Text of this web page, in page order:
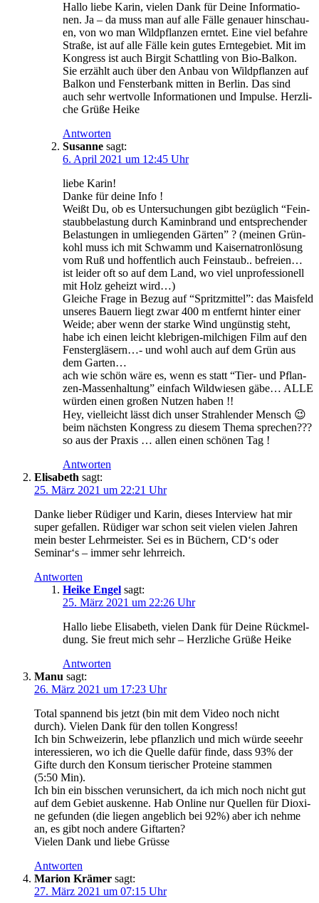
Hal­lo lie­be Karin, vie­len Dank für Dei­ne Infor­ma­tio­
nen. Ja – da muss man auf alle Fäl­le genau­er hin­schau­
en, von wo man Wild­pflan­zen ern­tet. Eine viel befah­re
Stra­ße, ist auf alle Fäl­le kein gutes Ern­te­ge­biet. Mit im
Kon­gress ist auch Bir­git Schatt­ling von Bio-Bal­kon.
Sie erzählt auch über den Anbau von Wild­pflan­zen auf
Bal­kon und Fens­ter­bank mit­ten in Ber­lin. Das sind
auch sehr wert­vol­le Infor­ma­tio­nen und Impul­se. Herz­li­
che Grü­ße Heike
Antworten
Susanne sagt:
6. April 2021 um 12:45 Uhr
lie­be Karin!
Dan­ke für dei­ne Info !
Weißt Du, ob es Unter­su­chun­gen gibt bezüg­lich “Fein­
staub­be­las­tung durch Kamin­brand und ent­spre­chen­der
Belas­tun­gen in umlie­gen­den Gär­ten” ? (mei­nen Grün­
kohl muss ich mit Schwamm und Kai­ser­na­tron­lö­sung
vom Ruß und hof­fent­lich auch Fein­staub.. befrei­en…
ist lei­der oft so auf dem Land, wo viel unpro­fes­sio­nell
mit Holz geheizt wird…)
Glei­che Fra­ge in Bezug auf “Spritz­mit­tel”: das Mais­feld
unse­res Bau­ern liegt zwar 400 m ent­fernt hin­ter einer
Wei­de; aber wenn der star­ke Wind ungüns­tig steht,
habe ich einen leicht kleb­ri­gen-mil­chi­gen Film auf den
Fens­ter­glä­sern…- und wohl auch auf dem Grün aus
dem Garten…
ach wie schön wäre es, wenn es statt “Tier- und Pflan­
zen-Mas­sen­hal­tung” ein­fach Wild­wie­sen gäbe… ALLE
wür­den einen gro­ßen Nut­zen haben !!
Hey, viel­leicht lässt dich unser Strah­len­der Mensch 😉
beim nächs­ten Kon­gress zu die­sem The­ma spre­chen???
so aus der Pra­xis … allen einen schö­nen Tag !
Antworten
Elisabeth sagt:
25. März 2021 um 22:21 Uhr
Dan­ke lie­ber Rüdi­ger und Karin, die­ses Inter­view hat mir
super gefal­len. Rüdi­ger war schon seit vie­len vie­len Jah­ren
mein bes­ter Lehr­meis­ter. Sei es in Büchern, CD‘s oder
Seminar‘s – immer sehr lehrreich.
Antworten
Heike Engel sagt:
25. März 2021 um 22:26 Uhr
Hal­lo lie­be Eli­sa­beth, vie­len Dank für Dei­ne Rück­mel­
dung. Sie freut mich sehr – Herz­li­che Grü­ße Heike
Antworten
Manu sagt:
26. März 2021 um 17:23 Uhr
Total span­nend bis jetzt (bin mit dem Video noch nicht
durch). Vie­len Dank für den tol­len Kongress!
Ich bin Schwei­ze­rin, lebe pflanz­lich und mich wür­de see­ehr
inter­es­sie­ren, wo ich die Quel­le dafür fin­de, dass 93% der
Gif­te durch den Kon­sum tie­ri­scher Pro­te­ine stam­men
(5:50 Min).
Ich bin ein biss­chen ver­un­si­chert, da ich mich noch nicht gut
auf dem Gebiet aus­ken­ne. Hab Online nur Quel­len für Dioxi­
ne gefun­den (die lie­gen angeb­lich bei 92%) aber ich neh­me
an, es gibt noch ande­re Giftarten?
Vie­len Dank und lie­be Grüsse
Antworten
Marion Krämer sagt:
27. März 2021 um 07:15 Uhr